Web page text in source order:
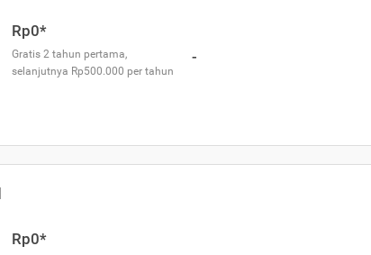
Rp0*
Gratis 2 tahun pertama,
selanjutnya Rp500.000 per tahun
-
Rp0*